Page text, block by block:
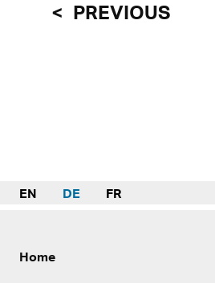
PREVIOUS
EN DE FR
Home